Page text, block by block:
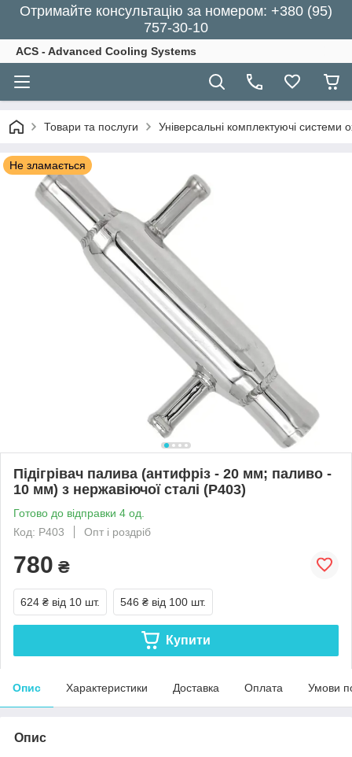
Отримайте консультацію за номером: +380 (95)
757-30-10
ACS - Advanced Cooling Systems
Товари та послуги Універсальні комплектуючі системи
Не зламається
Підігрівач палива (антифріз - 20 мм; паливо -
10 мм) з нержавіючої сталі (Р403)
Готово до відправки 4 од.
Код: Р403
Опт і роздріб
780 ₴
624 ₴ від 10 шт. 546 ₴ від 100 шт.
Купити
Опис Характеристики Доставка Оплата Умови
Опис